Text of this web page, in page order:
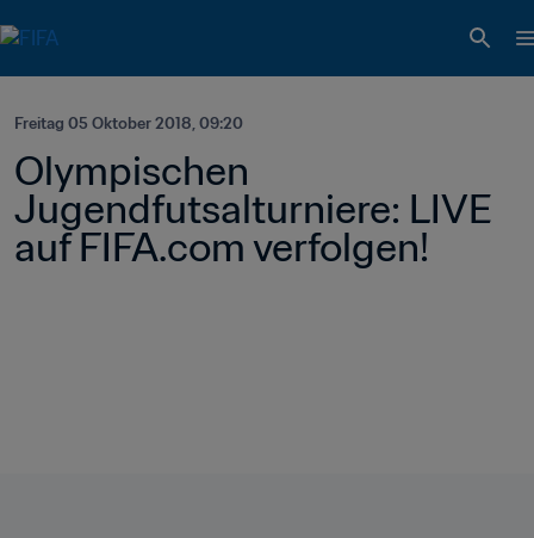
Freitag 05 Oktober 2018, 09:20
Olympischen
Jugendfutsalturniere: LIVE
auf FIFA.com verfolgen!